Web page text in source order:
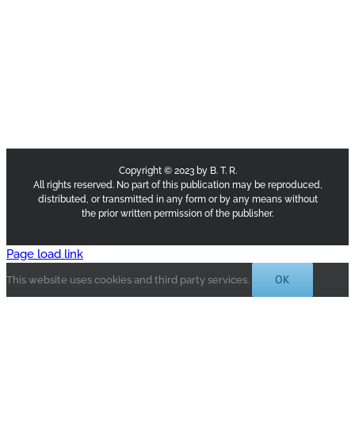
Copyright © 2023 by B. T. R.
All rights reserved. No part of this publication may be reproduced,
distributed, or transmitted in any form or by any means without
the prior written permission of the publisher.
Page load link
This website uses cookies and third party services. OK